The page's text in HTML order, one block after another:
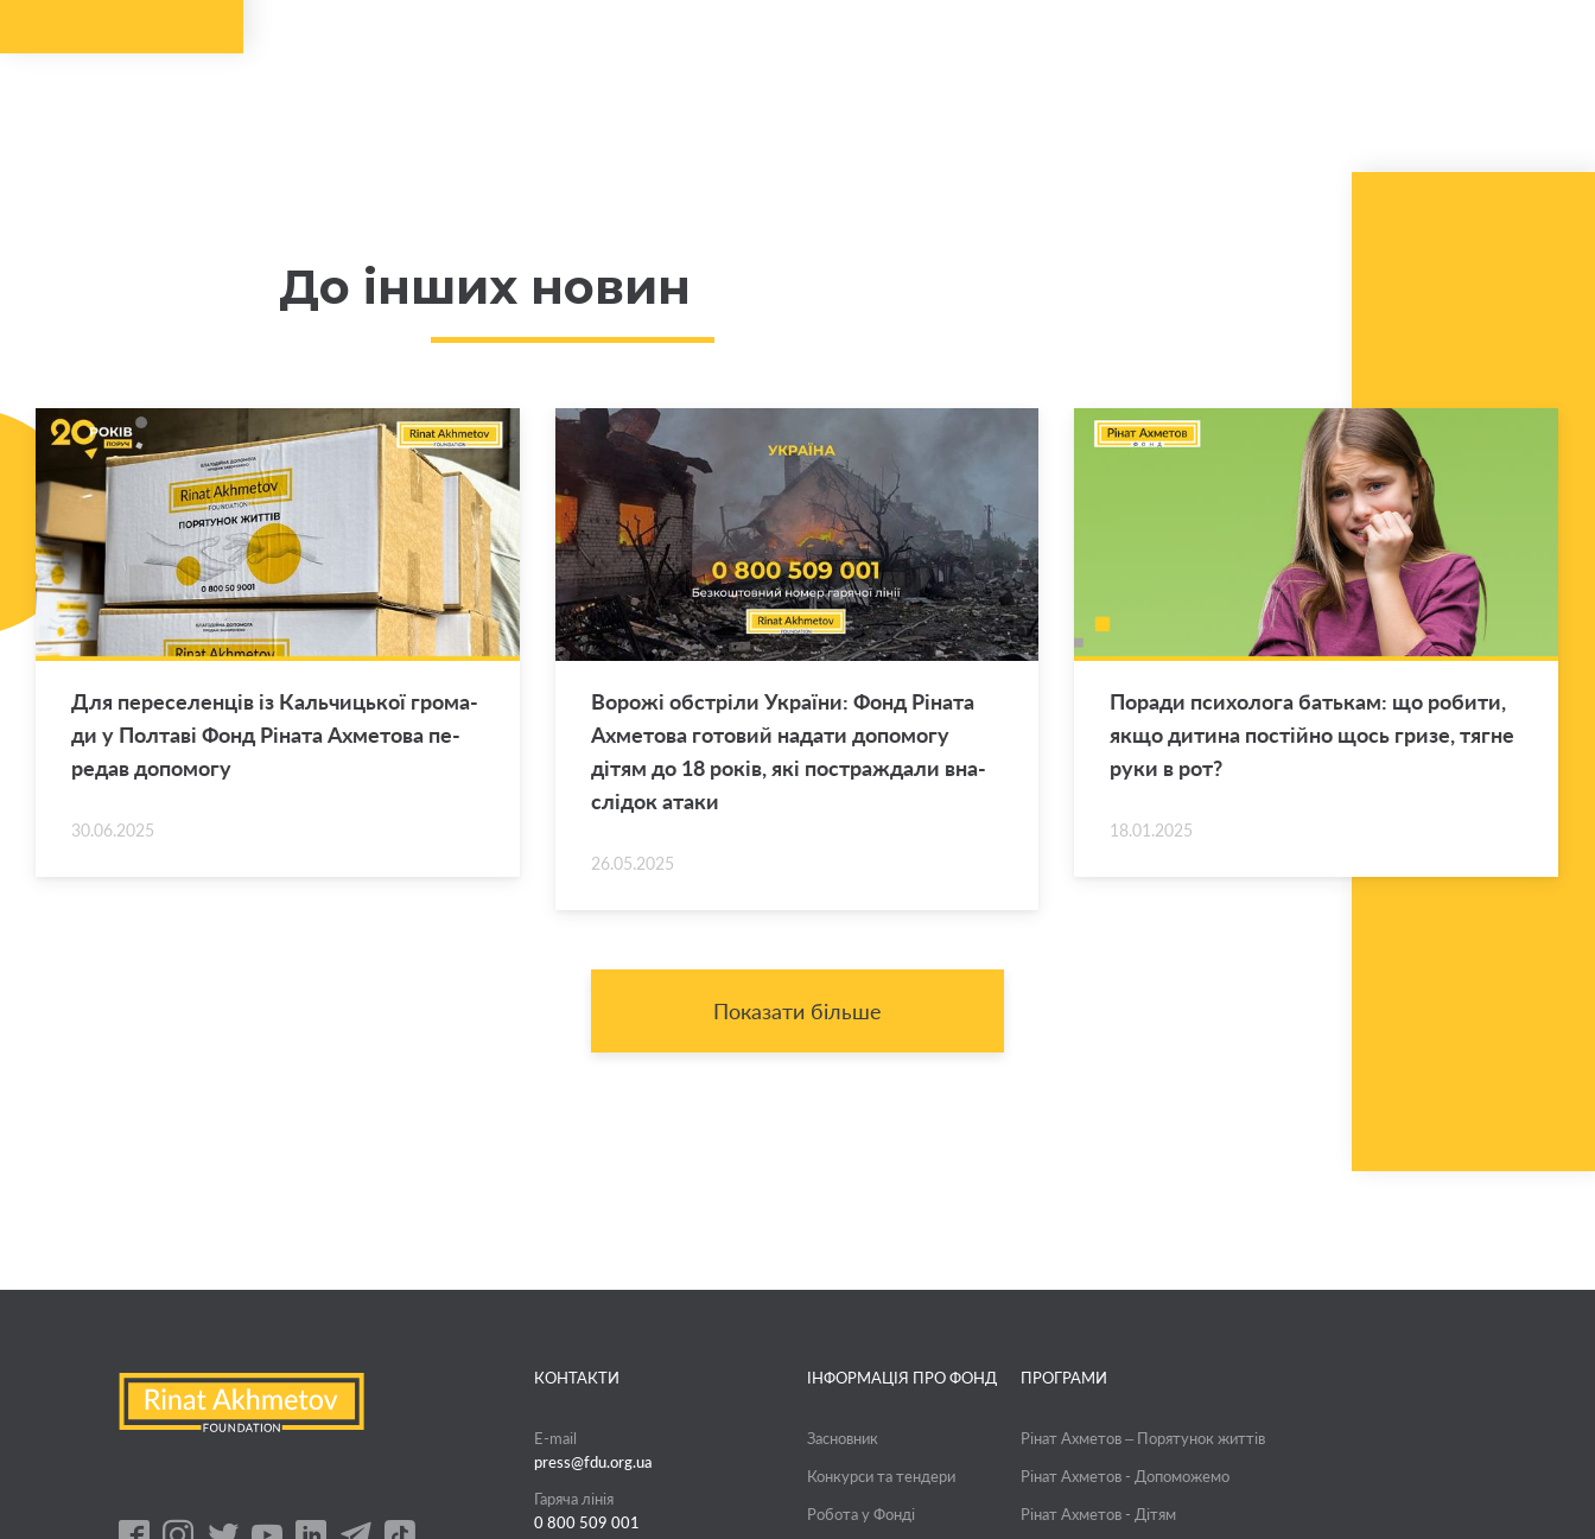
До інших новин
Для пе­ре­се­лен­ців із Каль­чи­цької гро­ма­
ди у Пол­та­ві Фонд Рі­на­та Ахме­то­ва пе­
ре­дав до­по­мо­гу
30.06.2025
Во­ро­жі об­стрі­ли Укра­ї­ни: Фонд Рі­на­та
Ахме­то­ва го­то­вий на­да­ти до­по­мо­гу
дітям до 18 років, які по­стра­жда­ли вна­
слі­док атаки
26.05.2025
По­ра­ди пси­хо­ло­га ба­тькам: що ро­би­ти,
якщо ди­ти­на по­стій­но щось гризе, тягне
руки в рот?
18.01.2025
Показати більше
КОНТАКТИ
E-mail
press@fdu.org.ua
Гаряча лінія
0 800 509 001
ІНФОРМАЦІЯ ПРО ФОНД
Засновник
Конкурси та тендери
Робота у Фонді
ПРОГРАМИ
Рінат Ахметов – Порятунок життів
Рінат Ахметов - Допоможемо
Рінат Ахметов - Дітям